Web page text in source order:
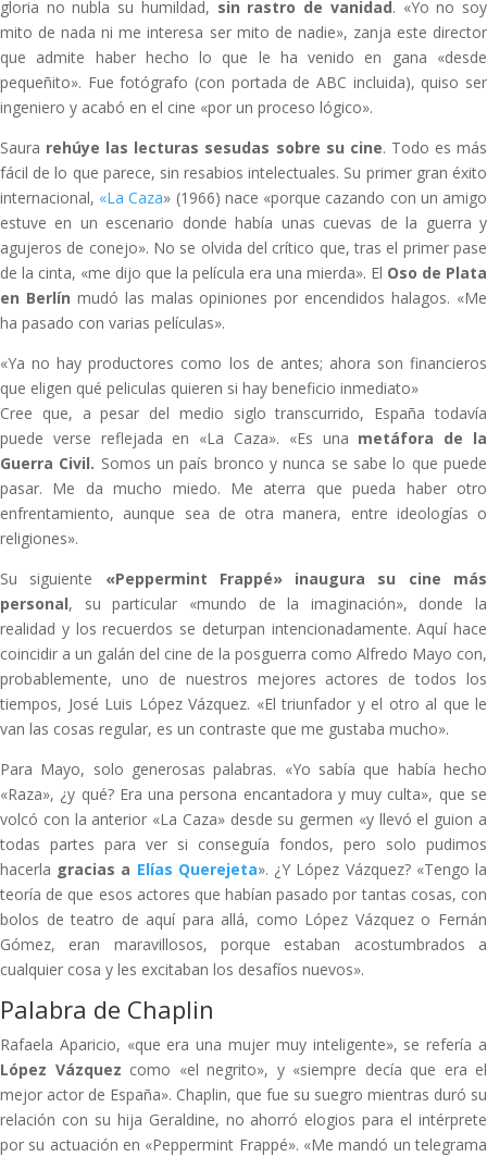
gloria no nubla su humildad, sin rastro de vanidad. «Yo no soy
mito de nada ni me interesa ser mito de nadie», zanja este director
que admite haber hecho lo que le ha venido en gana «desde
pequeñito». Fue fotógrafo (con portada de ABC incluida), quiso ser
ingeniero y acabó en el cine «por un proceso lógico».
Saura rehúye las lecturas sesudas sobre su cine. Todo es más
fácil de lo que parece, sin resabios intelectuales. Su primer gran éxito
internacional, «La Caza» (1966) nace «porque cazando con un amigo
estuve en un escenario donde había unas cuevas de la guerra y
agujeros de conejo». No se olvida del crítico que, tras el primer pase
de la cinta, «me dijo que la película era una mierda». El Oso de Plata
en Berlín mudó las malas opiniones por encendidos halagos. «Me
ha pasado con varias películas».
«Ya no hay productores como los de antes; ahora son financieros
que eligen qué peliculas quieren si hay beneficio inmediato»
Cree que, a pesar del medio siglo transcurrido, España todavía
puede verse reflejada en «La Caza». «Es una metáfora de la
Guerra Civil. Somos un país bronco y nunca se sabe lo que puede
pasar. Me da mucho miedo. Me aterra que pueda haber otro
enfrentamiento, aunque sea de otra manera, entre ideologías o
religiones».
Su siguiente «Peppermint Frappé» inaugura su cine más
personal, su particular «mundo de la imaginación», donde la
realidad y los recuerdos se deturpan intencionadamente. Aquí hace
coincidir a un galán del cine de la posguerra como Alfredo Mayo con,
probablemente, uno de nuestros mejores actores de todos los
tiempos, José Luis López Vázquez. «El triunfador y el otro al que le
van las cosas regular, es un contraste que me gustaba mucho».
Para Mayo, solo generosas palabras. «Yo sabía que había hecho
«Raza», ¿y qué? Era una persona encantadora y muy culta», que se
volcó con la anterior «La Caza» desde su germen «y llevó el guion a
todas partes para ver si conseguía fondos, pero solo pudimos
hacerla gracias a Elías Querejeta». ¿Y López Vázquez? «Tengo la
teoría de que esos actores que habían pasado por tantas cosas, con
bolos de teatro de aquí para allá, como López Vázquez o Fernán
Gómez, eran maravillosos, porque estaban acostumbrados a
cualquier cosa y les excitaban los desafíos nuevos».
Palabra de Chaplin
Rafaela Aparicio, «que era una mujer muy inteligente», se refería a
López Vázquez como «el negrito», y «siempre decía que era el
mejor actor de España». Chaplin, que fue su suegro mientras duró su
relación con su hija Geraldine, no ahorró elogios para el intérprete
por su actuación en «Peppermint Frappé». «Me mandó un telegrama